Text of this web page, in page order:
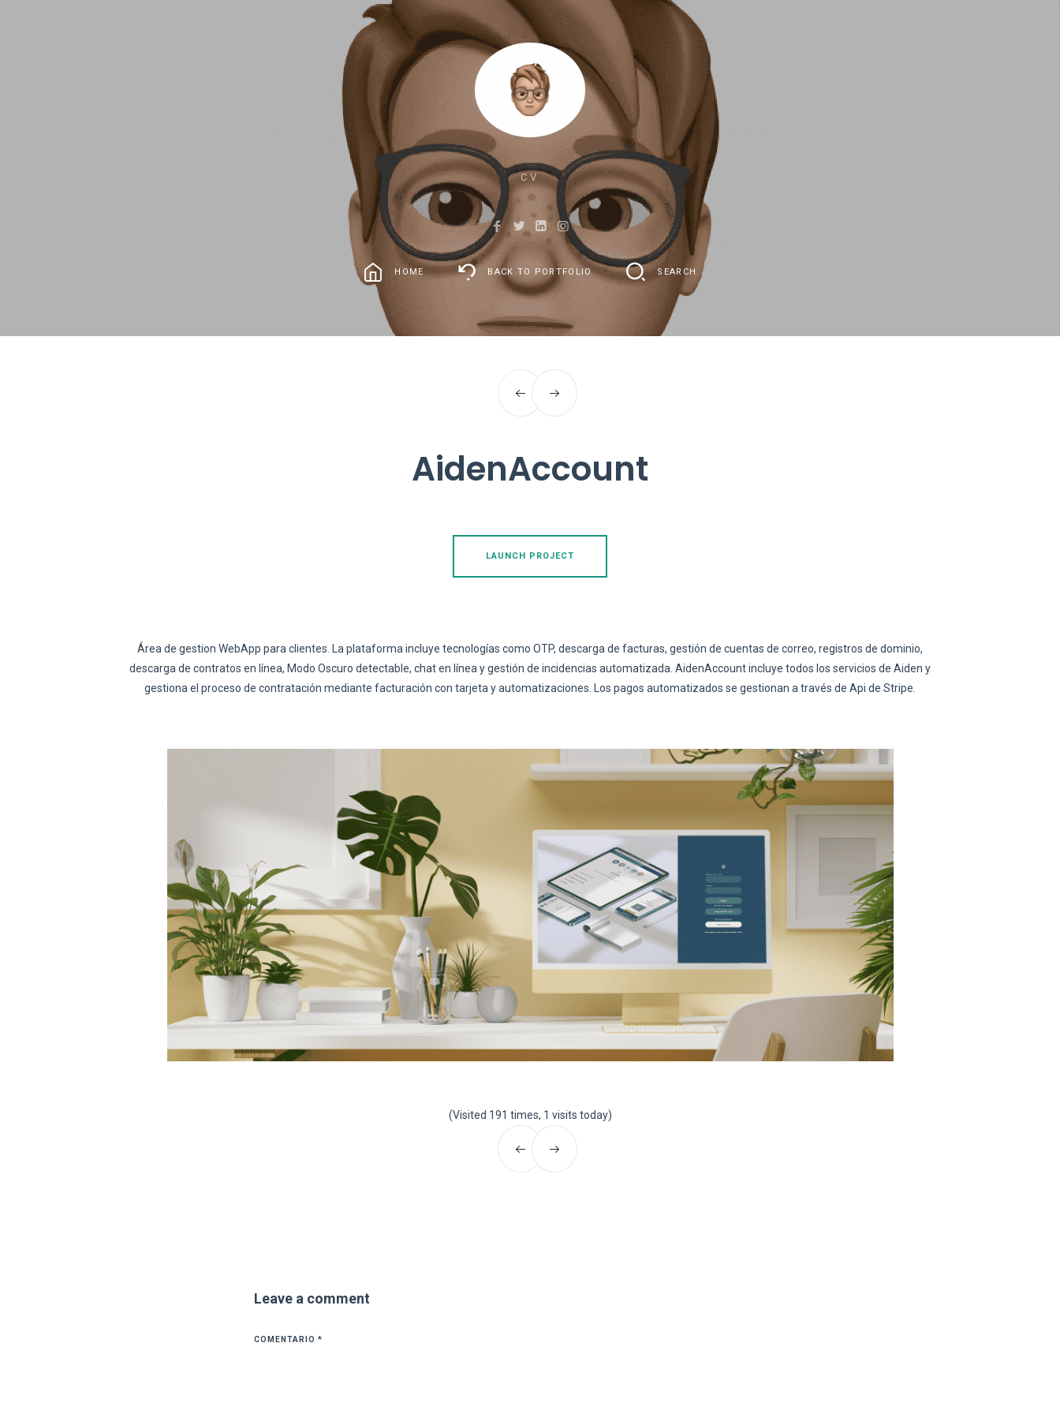
CV
HOME BACK TO PORTFOLIO SEARCH
AidenAccount
LAUNCH PROJECT
Área de gestion WebApp para clientes. La plataforma incluye tecnologías como OTP, descarga de facturas, gestión de cuentas de correo, registros de dominio,
descarga de contratos en línea, Modo Oscuro detectable, chat en línea y gestión de incidencias automatizada. AidenAccount incluye todos los servicios de Aiden y
gestiona el proceso de contratación mediante facturación con tarjeta y automatizaciones. Los pagos automatizados se gestionan a través de Api de Stripe.
(Visited 191 times, 1 visits today)
Leave a comment
COMENTARIO *